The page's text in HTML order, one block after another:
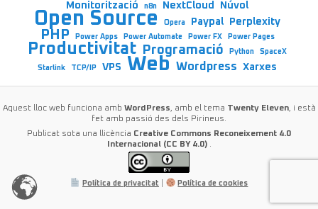
Monitorització n8n NextCloud Núvol
Open Source Opera Paypal Perplexity
PHP Power Apps Power Automate Power FX Power Pages
Productivitat Programació Python SpaceX
Starlink TCP/IP VPS Web Wordpress Xarxes
Aquest lloc web funciona amb WordPress, amb el tema Twenty Eleven, i està
fet amb passió des dels Pirineus.
Publicat sota una llicència Creative Commons Reconeixement 4.0
Internacional (CC BY 4.0) .
Política de privacitat Política de cookies